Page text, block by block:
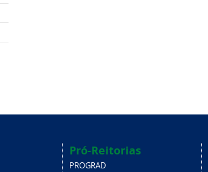
Pró-Reitorias
PROGRAD